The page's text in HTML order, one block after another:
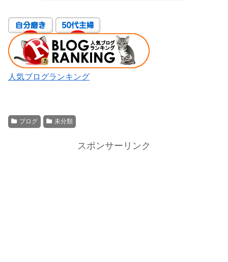
人気ブログランキング
ブログ 未分類
スポンサーリンク